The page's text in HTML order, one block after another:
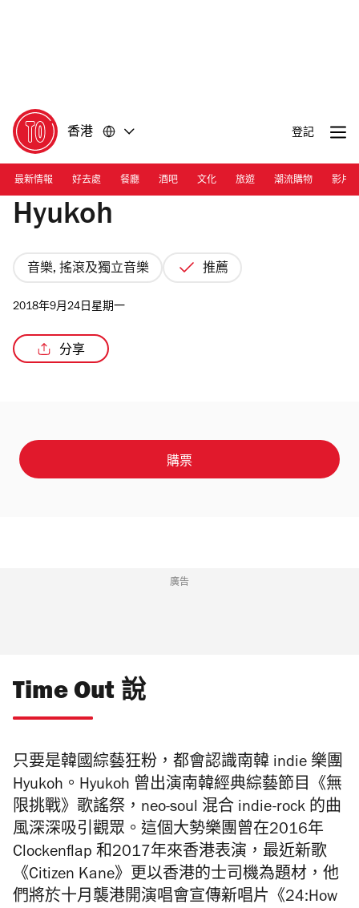
香港 登記
最新情報 好去處 餐廳 酒吧 文化 旅遊 潮流購物 影片
Hyukoh
音樂, 搖滾及獨立音樂 推薦
2018年9月24日星期一
分享
購票
廣告
Time Out 說
只要是韓國綜藝狂粉，都會認識南韓 indie 樂團
Hyukoh。Hyukoh 曾出演南韓經典綜藝節目《無
限挑戰》歌謠祭，neo-soul 混合 indie-rock 的曲
風深深吸引觀眾。這個大勢樂團曾在2016年
Clockenflap 和2017年來香港表演，最近新歌
《Citizen Kane》更以香港的士司機為題材，他
們將於十月襲港開演唱會宣傳新唱片《24:How